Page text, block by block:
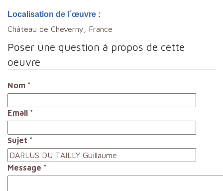
Localisation de l´œuvre :
Château de Cheverny, France
Poser une question à propos de cette
oeuvre
Nom *
Email *
Sujet *
Message *